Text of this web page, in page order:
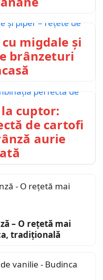
migdale și
brânzeturi
cuptor:
de cartofi
aurie
– O rețetă mai
tradițională